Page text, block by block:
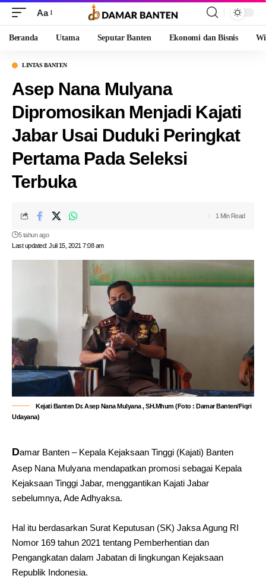
Aa
Beranda Utama Seputar Banten Ekonomi dan Bisnis
LINTAS BANTEN
Asep Nana Mulyana
Dipromosikan Menjadi Kajati
Jabar Usai Duduki Peringkat
Pertama Pada Seleksi
Terbuka
Last updated: Juli 15, 2021 7:08 am
5 tahun ago
1 Min Read
Kejati Banten Dr. Asep Nana Mulyana , SH.Mhum (Foto : Damar Banten/Fiqri
Udayana)
Damar Banten – Kepala Kejaksaan Tinggi (Kajati) Banten
Asep Nana Mulyana mendapatkan promosi sebagai Kepala
Kejaksaan Tinggi Jabar, menggantikan Kajati Jabar
sebelumnya, Ade Adhyaksa.
Hal itu berdasarkan Surat Keputusan (SK) Jaksa Agung RI
Nomor 169 tahun 2021 tentang Pemberhentian dan
Pengangkatan dalam Jabatan di lingkungan Kejaksaan
Republik Indonesia.